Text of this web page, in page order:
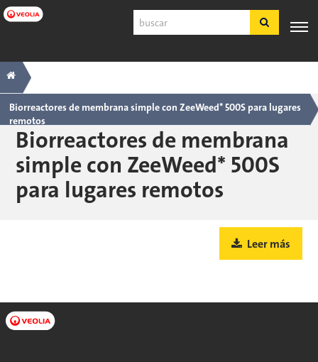
Ir
a
Buscar
Navegación
principal
EXPERIENCIA
Español
SDS
COA
Nosotros
Breadcrumb
Biorreactores de membrana simple con ZeeWeed* 500S para lugares
remotos
Biorreactores de membrana
simple con ZeeWeed* 500S
para lugares remotos
Leer más